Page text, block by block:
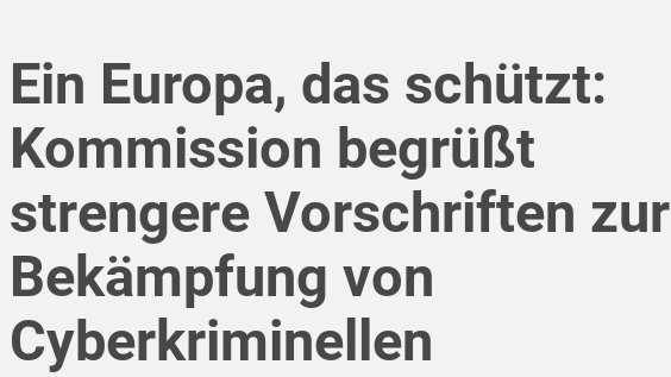
Ein Europa, das schützt:
Kommission begrüßt
strengere Vorschriften zur
Bekämpfung von
Cyberkriminellen